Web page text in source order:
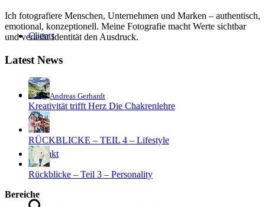
Clients
Blog
Kontakt
Ich fotografiere Menschen, Unternehmen und Marken – authentisch,
emotional, konzeptionell. Meine Fotografie macht Werte sichtbar
und verleiht Identität den Ausdruck.
Latest News
Andreas Gerhardt
Kreativität trifft Herz Die Chakrenlehre
RÜCKBLICKE – TEIL 4 – Lifestyle
Rückblicke – Teil 3 – Personality
Bereiche